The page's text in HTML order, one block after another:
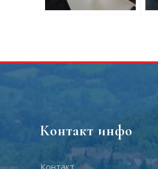
Контакт инфо